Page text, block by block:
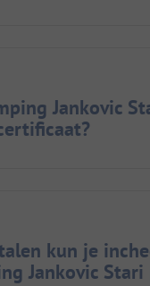
Jankovic
kun je
Jankovic Stari